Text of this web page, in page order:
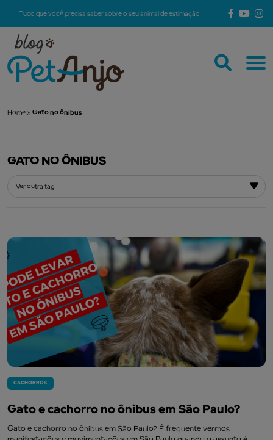
Tudo que você precisa saber sobre o seu animal de estimação
Home » Gato no ônibus
GATO NO ÔNIBUS
CACHORROS
Gato e cachorro no ônibus em São Paulo?
Gato e cachorro no ônibus em São Paulo? É frequente vermos